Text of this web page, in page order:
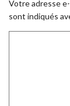
Votre adresse
sont indiqués